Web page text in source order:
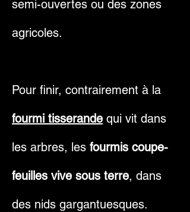
semi-ouvertes ou des zones
agricoles.
Pour finir, contrairement à la
fourmi tisserande qui vit dans
les arbres, les fourmis coupe-
feuilles vive sous terre, dans
des nids gargantuesques.